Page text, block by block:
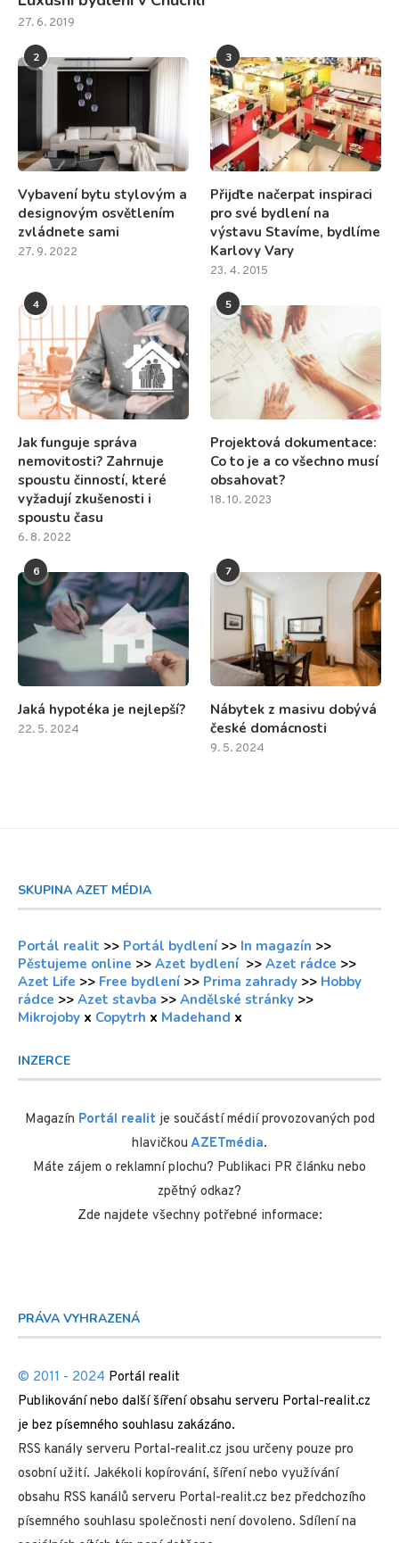
27. 6. 2019
2
Vybavení bytu stylovým a
designovým osvětlením
zvládnete sami
27. 9. 2022
3
Přijďte načerpat inspiraci
pro své bydlení na
výstavu Stavíme, bydlíme
Karlovy Vary
23. 4. 2015
4
Jak funguje správa
nemovitosti? Zahrnuje
spoustu činností, které
vyžadují zkušenosti i
spoustu času
6. 8. 2022
5
Projektová dokumentace:
Co to je a co všechno musí
obsahovat?
18. 10. 2023
6
Jaká hypotéka je nejlepší?
22. 5. 2024
7
Nábytek z masivu dobývá
české domácnosti
9. 5. 2024
SKUPINA AZET MÉDIA
Portál realit >> Portál bydlení >> In magazín >>
Pěstujeme online >> Azet bydlení >> Azet rádce >>
Azet Life >> Free bydlení >> Prima zahrady >> Hobby
rádce >> Azet stavba >> Andělské stránky >>
Mikrojoby x Copytrh x Madehand x
INZERCE
Magazín Portál realit je součástí médií provozovaných pod
hlavičkou AZETmédia.
Máte zájem o reklamní plochu? Publikaci PR článku nebo
zpětný odkaz?
Zde najdete všechny potřebné informace:
Publikování nebo další šíření obsahu serveru Portal-realit.cz
je bez písemného souhlasu zakázáno.
RSS kanály serveru Portal-realit.cz jsou určeny pouze pro
osobní užití. Jakékoli kopírování, šíření nebo využívání
obsahu RSS kanálů serveru Portal-realit.cz bez předchozího
písemného souhlasu společnosti není dovoleno. Sdílení na
sociálních sítích tím není dotčeno.